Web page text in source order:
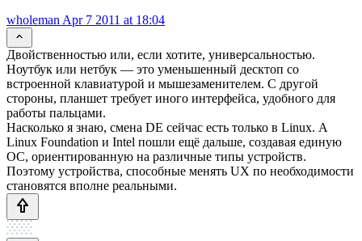
wholeman Apr 7 2011 at 18:04
Двойственностью или, если хотите, универсальностью.
Ноутбук или нетбук — это уменьшенный десктоп со
встроенной клавиатурой и мышезаменителем. С другой
стороны, планшет требует иного интерфейса, удобного для
работы пальцами.
Насколько я знаю, смена DE сейчас есть только в Linux. А
Linux Foundation и Intel пошли ещё дальше, создавая единую
ОС, ориентированную на различные типы устройств.
Поэтому устройства, способные менять UX по необходимости
становятся вполне реальными.